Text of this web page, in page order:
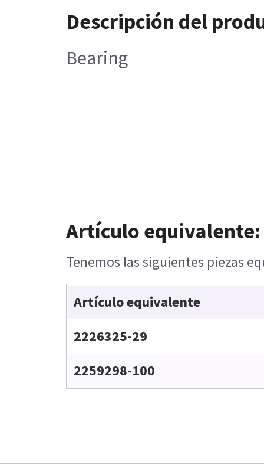
Descripción del
Bearing
Artículo equivalente:
Tenemos las siguientes piezas
Artículo equivalente
2226325-29
2259298-100